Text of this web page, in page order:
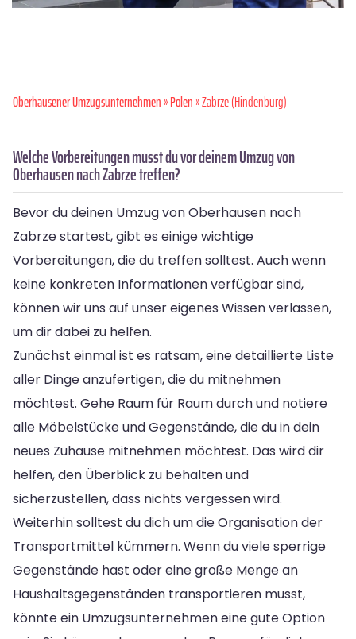
Oberhausener Umzugsunternehmen»Polen» Zabrze (Hindenburg)
Welche Vorbereitungen musst du vor deinem Umzug von
Oberhausen nach Zabrze treffen?
Bevor du deinen Umzug von Oberhausen nach
Zabrze startest, gibt es einige wichtige
Vorbereitungen, die du treffen solltest. Auch wenn
keine konkreten Informationen verfügbar sind,
können wir uns auf unser eigenes Wissen verlassen,
um dir dabei zu helfen.
Zunächst einmal ist es ratsam, eine detaillierte Liste
aller Dinge anzufertigen, die du mitnehmen
möchtest. Gehe Raum für Raum durch und notiere
alle Möbelstücke und Gegenstände, die du in dein
neues Zuhause mitnehmen möchtest. Das wird dir
helfen, den Überblick zu behalten und
sicherzustellen, dass nichts vergessen wird.
Weiterhin solltest du dich um die Organisation der
Transportmittel kümmern. Wenn du viele sperrige
Gegenstände hast oder eine große Menge an
Haushaltsgegenständen transportieren musst,
könnte ein Umzugsunternehmen eine gute Option